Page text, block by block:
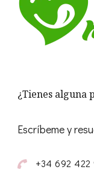
¿Tienes alguna
Escríbeme y
+34 692 422